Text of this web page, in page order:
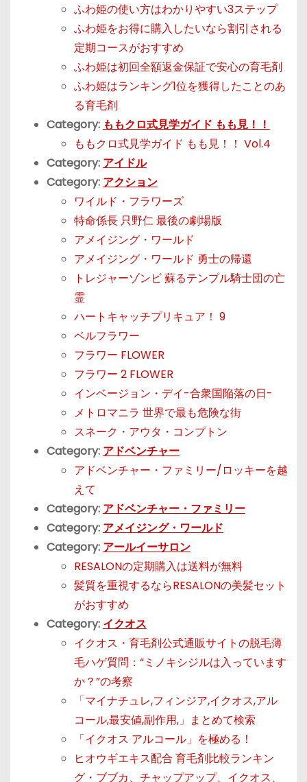
ふわ姫の使い方はわかりやすい3ステップ
ふわ姫をお得に購入したいなら割引される
定期コースがおすすめ
ふわ姫は初回全額返金保証で安心の育毛剤
ふわ姫はランキング1位を獲得したことのあ
る育毛剤
Category: ももクロ式見学ガイド もも見！！
ももクロ式見学ガイド もも見！！ Vol.4
Category: アイドル
Category: アクション
ワイルド・フラワーズ
特命係長 只野仁 最後の劇場版
アメイジング・ワールド
アメイジング・ワールド 勇士の帰還
トレジャーゾンビ 蘇るテンプル騎士団の亡
霊
ハートキャッチプリキュア！ 9
ベルフラワー
フラワー FLOWER
フラワー 2 FLOWER
インベージョン・デイ-合衆国陥落の日-
メトロマニラ 世界で最も危険な街
スネーク・アウタ・コンプトン
Category: アドベンチャー
アドベンチャー・ファミリー/ロッキーを越
えて
Category: アドベンチャー・ファミリー
Category: アメイジング・ワールド
Category: アールイーサロン
RESALONの定期購入は送料が無料
髪質を重視するならRESALONの美髪セット
がおすすめ
Category: イクオス
イクオス・育毛剤公式通販サイトの脱毛薄
毛ハゲ質問：“ミノキシジルは入っています
か？”の考察
「マイナチュレ,フィンジア,イクオス,アル
コール,最安値,副作用,」まとめて検索
「イクオス アルコール」を極める！
ヒオウギエキス配合 育毛剤比較ランキン
グ・ブブカ、チャップアップ、イクオス、